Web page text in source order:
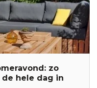
zo
hele dag in